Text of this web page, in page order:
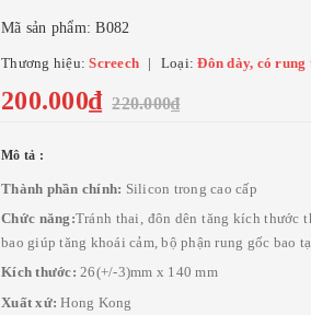
Mã sản phẩm:B082
Thương hiệu:Screech Loại:Đôn dày, có rung
200.000₫ 220.000₫
Mô tả :
Thành phần chính: Silicon trong cao cấp
Chức năng:Tránh thai, đôn dên tăng kích thước
bao giúp tăng khoái cảm, bộ phận rung gốc bao
Kích thước: 26(+/-3)mm x 140 mm
Xuất xứ: Hong Kong